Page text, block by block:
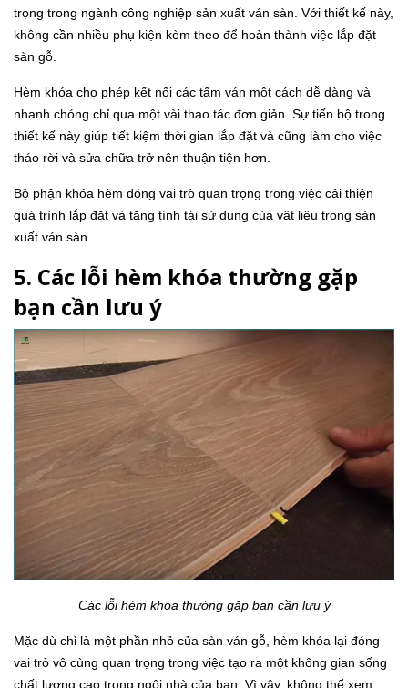
trọng trong ngành công nghiệp sản xuất ván sàn. Với thiết kế này,
không cần nhiều phụ kiện kèm theo để hoàn thành việc lắp đặt
sàn gỗ.
Hèm khóa cho phép kết nối các tấm ván một cách dễ dàng và
nhanh chóng chỉ qua một vài thao tác đơn giản. Sự tiến bộ trong
thiết kế này giúp tiết kiệm thời gian lắp đặt và cũng làm cho việc
tháo rời và sửa chữa trở nên thuận tiện hơn.
Bộ phận khóa hèm đóng vai trò quan trọng trong việc cải thiện
quá trình lắp đặt và tăng tính tái sử dụng của vật liệu trong sản
xuất ván sàn.
5. Các lỗi hèm khóa thường gặp
bạn cần lưu ý
Các lỗi hèm khóa thường gặp bạn cần lưu ý
Mặc dù chỉ là một phần nhỏ của sàn ván gỗ, hèm khóa lại đóng
vai trò vô cùng quan trọng trong việc tạo ra một không gian sống
chất lượng cao trong ngôi nhà của bạn. Vì vậy, không thể xem